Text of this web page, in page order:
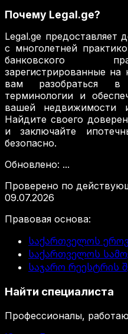
Почему Legal.ge?
Legal.ge
с многолетней
банковского
зарегистрированные
вам разобраться в
терминологии и
вашей недвижимости
Найдите своего
и заключайте
безопасно.
Обновлено: ...
Проверено по
09.07.2026
Правовая основа:
საქართველოს
საქართველოს
საჯარო რეესტრის
Найти специалиста
Профессионалы,